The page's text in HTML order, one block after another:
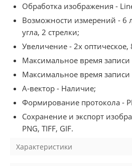
Обработка изображения -
Возможности измерений - 6
угла, 2 стрелки;
Увеличение - 2x
Максимальное время записи
Максимальное время записи
A-вектор - Наличие;
Формирование протокола -
Сохранение и экспорт
PNG, TIFF, GIF.
Характеристики